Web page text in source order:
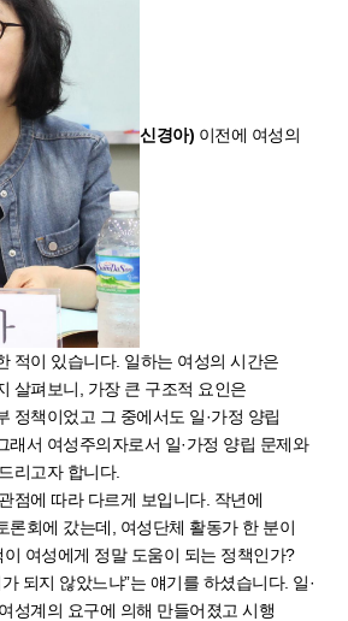
신경아) 이전에 여성의
적이 있습니다. 일하는 여성의 시간은
살펴보니, 가장 큰 구조적 요인은
정책이었고 그 중에서도 일·가정 양립
래서 여성주의자로서 일·가정 양립 문제와
리고자 합니다.
점에 따라 다르게 보입니다. 작년에
론회에 갔는데, 여성단체 활동가 한 분이
이 여성에게 정말 도움이 되는 정책인가?
되지 않았느냐”는 얘기를 하셨습니다. 일·
성계의 요구에 의해 만들어졌고 시행